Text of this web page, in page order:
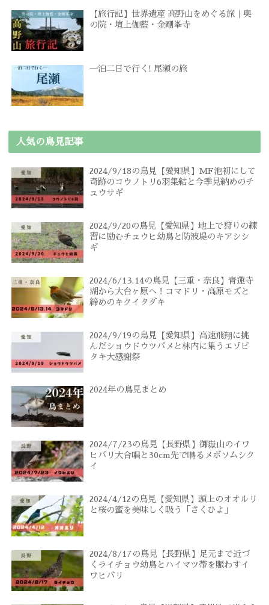
【旅行記】世界遺産 高野山をめぐる旅｜奥
の院・壇上伽藍・金剛峯寺
一泊二日で行く! 尾瀬の旅
人気の鳥見記事
2024/9/18の鳥見【愛知県】MF池初にして
奇跡のコウノトリ6羽集結と今季見納めのチ
ュウサギ
2024/9/20の鳥見【愛知県】地上で狩りの練
習に励むチュウヒ幼鳥と防波堤のキアシシ
ギ
2024/6/13,14の鳥見【三重・奈良】青蓮寺
湖から大台ヶ原へ！コマドリ・高原モズと
締めのキクイタダキ
2024/9/19の鳥見【愛知県】高速飛翔に挑
んだショウドウツバメと林内に集うエゾビ
タキ大感謝祭
2024年の鳥見まとめ
2024/7/23の鳥見【長野県】御嶽山のイワ
ヒバリ大合唱と30cm先で囀るメボソムシク
イ
2024/4/12の鳥見【愛知県】頭上のオオルリ
と桜の蜜を美味しく吸う「さくひよ」
2024/8/17の鳥見【長野県】足元まで近づ
くライチョウ幼鳥とハイマツ帯を賑わすイ
ワヒバリ